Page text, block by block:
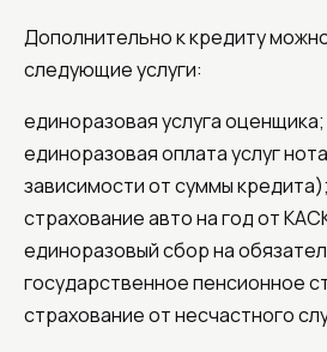
Дополнительно к кредиту
следующие услуги:
единоразовая услуга оценщика;
единоразовая оплата услуг
зависимости от суммы кредита);
страхование авто на год от
единоразовый сбор на
государственное пенсионное
страхование от несчастного